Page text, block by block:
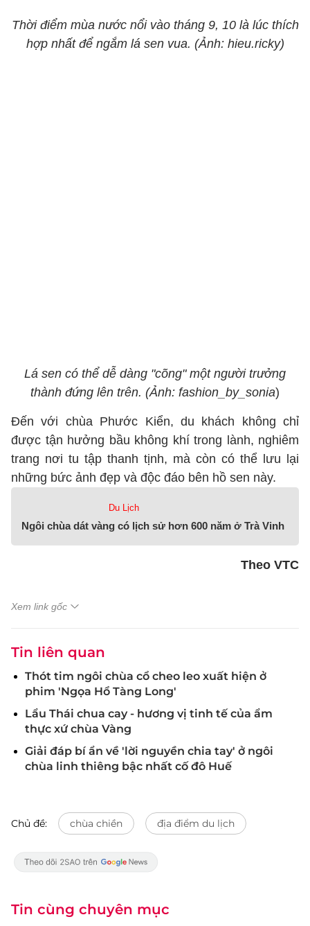
Thời điểm mùa nước nổi vào tháng 9, 10 là lúc thích
hợp nhất để ngắm lá sen vua. (Ảnh: hieu.ricky)
Lá sen có thể dễ dàng "cõng" một người trưởng
thành đứng lên trên. (Ảnh: fashion_by_sonia)
Đến với chùa Phước Kiển, du khách không chỉ
được tận hưởng bầu không khí trong lành, nghiêm
trang nơi tu tập thanh tịnh, mà còn có thể lưu lại
những bức ảnh đẹp và độc đáo bên hồ sen này.
Du Lịch
Ngôi chùa dát vàng có lịch sử hơn 600 năm ở Trà Vinh
Theo VTC
Xem link gốc
Tin liên quan
Thót tim ngôi chùa cổ cheo leo xuất hiện ở
phim 'Ngọa Hổ Tàng Long'
Lẩu Thái chua cay - hương vị tinh tế của ẩm
thực xứ chùa Vàng
Giải đáp bí ẩn về 'lời nguyền chia tay' ở ngôi
chùa linh thiêng bậc nhất cố đô Huế
Chủ đề: chùa chiền địa điểm du lịch
Tin cùng chuyên mục